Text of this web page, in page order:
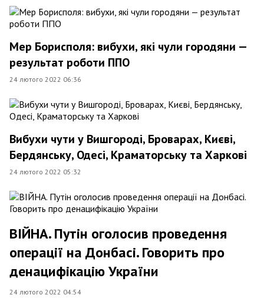
Мер Борисполя: вибухи, які чули городяни —
результат роботи ППО
24 лютого 2022 06:36
Вибухи чути у Вишгороді, Броварах, Києві,
Бердянську, Одесі, Краматорську та Харкові
24 лютого 2022 05:32
ВІЙНА. Путін оголосив проведення
операції на Донбасі. Говорить про
денацифікацію України
24 лютого 2022 04:54